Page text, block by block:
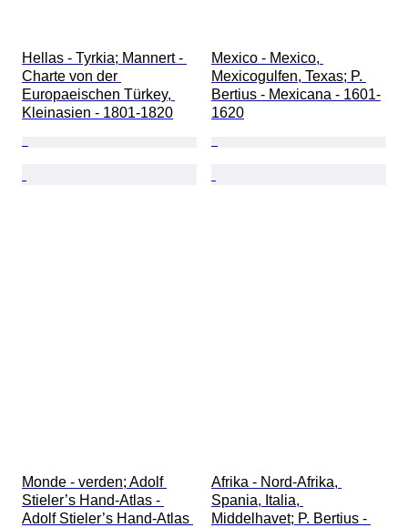
Hellas - Tyrkia; Mannert -
Charte von der
Europaeischen Türkey,
Kleinasien - 1801-1820
Mexico - Mexico,
Mexicogulfen, Texas; P.
Bertius - Mexicana - 1601-
1620
Monde - verden; Adolf
Stieler’s Hand‑Atlas -
Adolf Stieler’s Hand‑Atlas
Afrika - Nord-Afrika,
Spania, Italia,
Middelhavet; P. Bertius -